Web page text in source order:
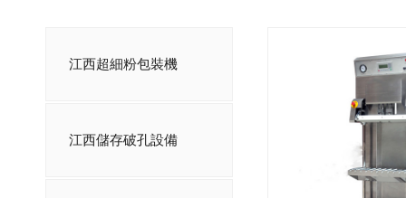
江西超細粉包裝機
江西儲存破孔設備